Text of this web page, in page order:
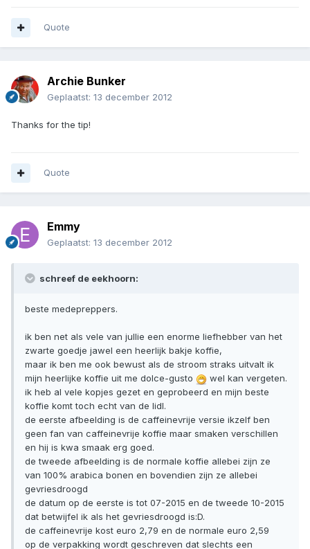
Quote
Archie Bunker
Geplaatst: 13 december 2012
Thanks for the tip!
Quote
Emmy
Geplaatst: 13 december 2012
schreef de eekhoorn:
beste medepreppers.
ik ben net als vele van jullie een enorme liefhebber van het
zwarte goedje jawel een heerlijk bakje koffie,
maar ik ben me ook bewust als de stroom straks uitvalt ik
mijn heerlijke koffie uit me dolce-gusto
wel kan vergeten.
ik heb al vele kopjes gezet en geprobeerd en mijn beste
koffie komt toch echt van de lidl.
de eerste afbeelding is de caffeinevrije versie ikzelf ben
geen fan van caffeinevrije koffie maar smaken verschillen
en hij is kwa smaak erg goed.
de tweede afbeelding is de normale koffie allebei zijn ze
van 100% arabica bonen en bovendien zijn ze allebei
gevriesdroogd
de datum op de eerste is tot 07-2015 en de tweede 10-2015
dat betwijfel ik als het gevriesdroogd is:D.
de caffeinevrije kost euro 2,79 en de normale euro 2,59
op de verpakking wordt geschreven dat slechts een